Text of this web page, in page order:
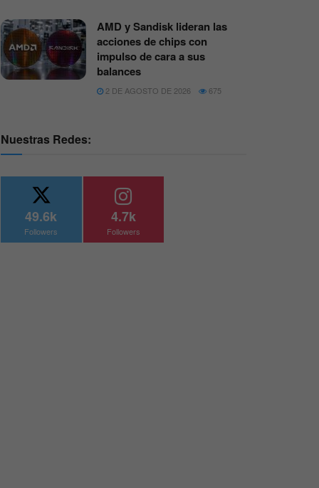
AMD y Sandisk lideran las
acciones de chips con
impulso de cara a sus
balances
2 DE AGOSTO DE 2026 675
Nuestras Redes:
49.6k
Followers
4.7k
Followers